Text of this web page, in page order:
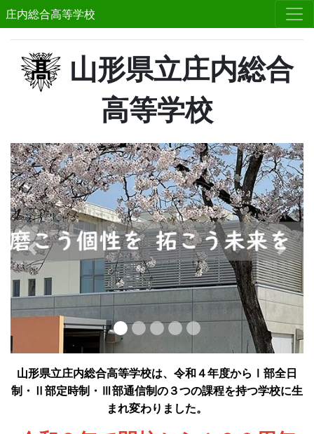
庄内総合高等学校
山形県立庄内総合
高等学校
Previous Next
山形県立庄内総合高等学校は、令和４年度からⅠ部全日
制・Ⅱ部定時制・Ⅲ部通信制の３つの課程を持つ学校に生
まれ変わりました。